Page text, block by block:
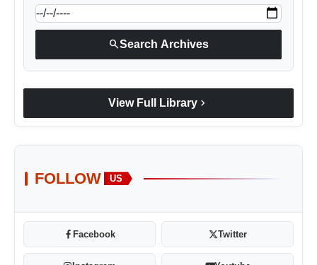
searchSearch Archives
View Full Library chevron_right
FOLLOW US
Facebook Twitter